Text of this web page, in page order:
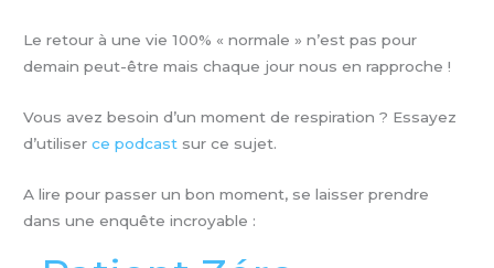
Le retour à une vie 100% « normale » n’est pas pour
demain peut-être mais chaque jour nous en rapproche !
Vous avez besoin d’un moment de respiration ? Essayez
d’utiliserce podcast sur ce sujet.
A lire pour passer un bon moment, se laisser prendre
dans une enquête incroyable :